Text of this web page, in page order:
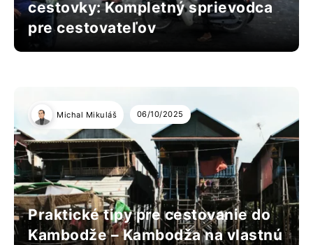
cestovky: Kompletný sprievodca
pre cestovateľov
Michal Mikuláš 06/10/2025
Praktické tipy pre cestovanie do
Kambodže – Kambodža na vlastnú